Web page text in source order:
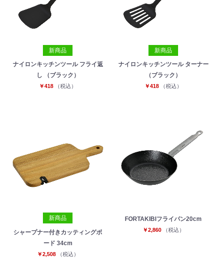
新商品
ナイロンキッチンツール フライ返
し （ブラック）
￥418 （税込）
新商品
ナイロンキッチンツール ターナー
（ブラック）
￥418 （税込）
新商品
シャープナー付きカッティングボ
ード 34cm
￥2,508 （税込）
FORTAKIBIフライパン20cm
￥2,860 （税込）